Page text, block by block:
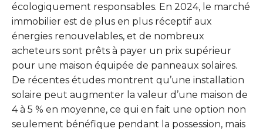
écologiquement responsables. En 2024, le marché
immobilier est de plus en plus réceptif aux
énergies renouvelables, et de nombreux
acheteurs sont prêts à payer un prix supérieur
pour une maison équipée de panneaux solaires.
De récentes études montrent qu’une installation
solaire peut augmenter la valeur d’une maison de
4 à 5 % en moyenne, ce qui en fait une option non
seulement bénéfique pendant la possession, mais